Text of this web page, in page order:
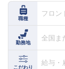
ご利用の流
よくある質問
ホテル・宿
職種
フロン
勤務地
全国ま
こだわり
給与・